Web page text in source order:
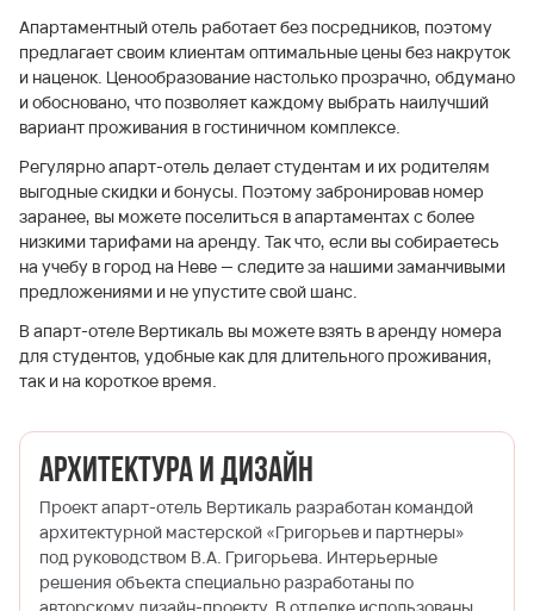
Апартаментный отель работает без посредников, поэтому
предлагает своим клиентам оптимальные цены без накруток
и наценок. Ценообразование настолько прозрачно, обдумано
и обосновано, что позволяет каждому выбрать наилучший
вариант проживания в гостиничном комплексе.
Регулярно апарт-отель делает студентам и их родителям
выгодные скидки и бонусы. Поэтому забронировав номер
заранее, вы можете поселиться в апартаментах с более
низкими тарифами на аренду. Так что, если вы собираетесь
на учебу в город на Неве — следите за нашими заманчивыми
предложениями и не упустите свой шанс.
В апарт-отеле Вертикаль вы можете взять в аренду номера
для студентов, удобные как для длительного проживания,
так и на короткое время.
Архитектура и дизайн
Проект апарт-отель Вертикаль разработан командой
архитектурной мастерской «Григорьев и партнеры»
под руководством В.А. Григорьева. Интерьерные
решения объекта специально разработаны по